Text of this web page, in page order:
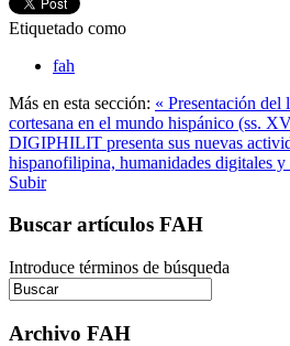
Etiquetado como
fah
Más en esta sección: « Presentación
cortesana en el mundo hispánico (ss.
DIGIPHILIT presenta sus nuevas
hispanofilipina, humanidades digitales y
Subir
Buscar artículos FAH
Introduce términos de búsqueda
Archivo FAH